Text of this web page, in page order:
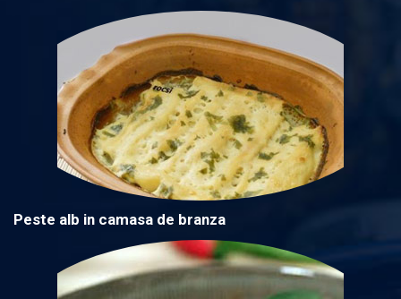
Peste alb in camasa de branza